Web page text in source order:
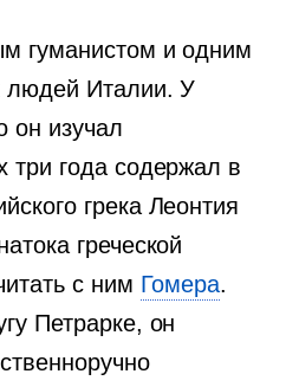
гуманистом и одним
людей Италии. У
он изучал
три года содержал в
грека Леонтия
греческой
с ним Гомера.
Петрарке, он